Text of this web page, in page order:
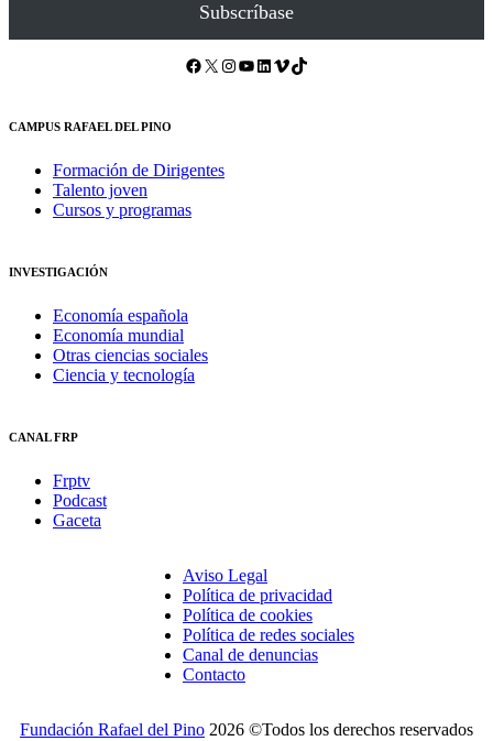
Subscríbase
Facebook X Instagram YouTube LinkedIn Vimeo TikTok
CAMPUS RAFAEL DEL PINO
Formación de Dirigentes
Talento joven
Cursos y programas
INVESTIGACIÓN
Economía española
Economía mundial
Otras ciencias sociales
Ciencia y tecnología
CANAL FRP
Frptv
Podcast
Gaceta
Aviso Legal
Política de privacidad
Política de cookies
Política de redes sociales
Canal de denuncias
Contacto
Fundación Rafael del Pino 2026 ©Todos los derechos reservados